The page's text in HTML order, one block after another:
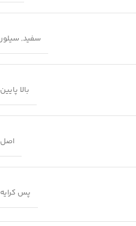
سفید, سیلور
بالا پایین
اصل
پس کرایه